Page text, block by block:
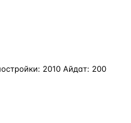
2010 Айдат: 200